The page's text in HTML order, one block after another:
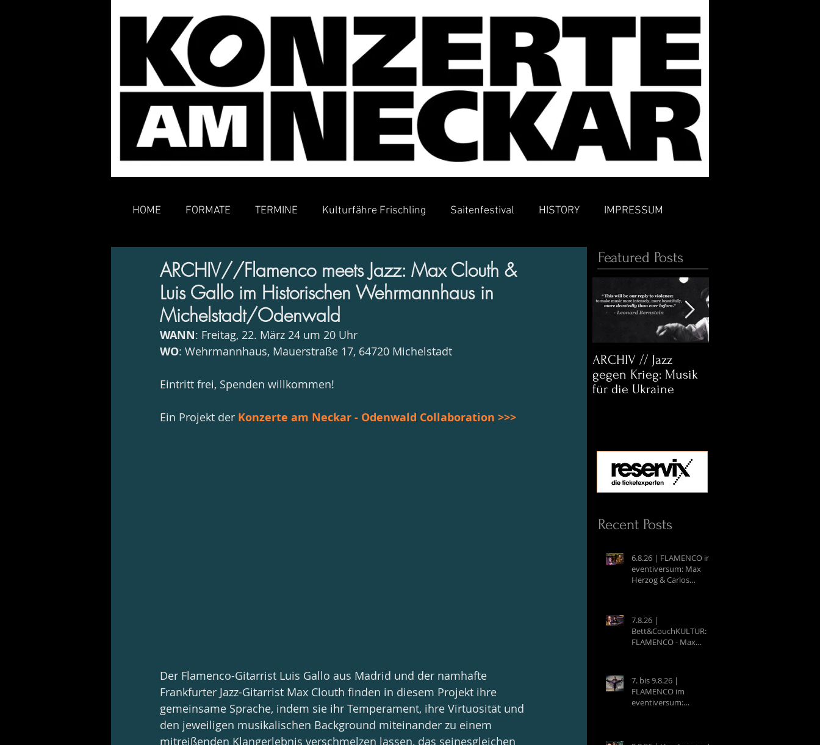
ARCHIV//Flamenco meets Jazz: Max Clouth &
Luis Gallo im Historischen Wehrmannhaus in
Michelstadt/Odenwald
WANN: Freitag, 22. März 24 um 20 Uhr
WO: Wehrmannhaus, Mauerstraße 17, 64720 Michelstadt
Eintritt frei, Spenden willkommen!
Ein Projekt der Konzerte am Neckar - Odenwald Collaboration >>>
Der Flamenco-Gitarrist Luis Gallo aus Madrid und der namhafte
Frankfurter Jazz-Gitarrist Max Clouth finden in diesem Projekt ihre
gemeinsame Sprache, indem sie ihr Temperament, ihre Virtuosität und
den jeweiligen musikalischen Background miteinander zu einem
mitreißenden Klangerlebnis verschmelzen lassen, das seinesgleichen
Featured Posts
ARCHIV // Jazz
gegen Krieg: Musik
für die Ukraine
Recent Posts
6.8.26 | FLAMENCO im
eventiversum: Max
Herzog & Carlos
7.8.26 |
Bett&CouchKULTUR:
FLAMENCO - Max
(Mexico)
7. bis 9.8.26 |
FLAMENCO im
eventiversum:
HOME FORMATE TERMINE Kulturfähre Frischling Saitenfestival HISTORY IMPRESSUM